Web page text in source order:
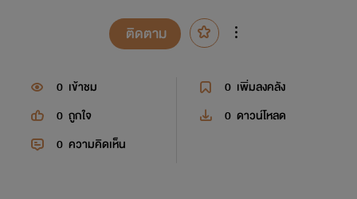
ติดตาม
0 เข้าชม 0 เพิ่มลงคลัง
0 ถูกใจ 0 ดาวน์โหลด
0 ความคิดเห็น